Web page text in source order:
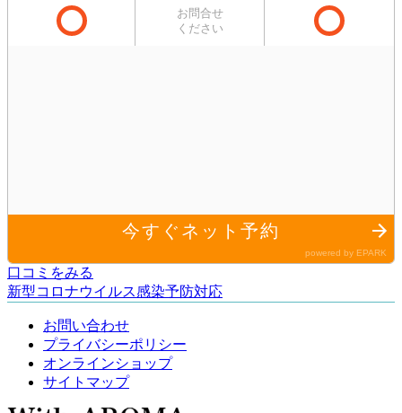
口コミをみる
新型コロナウイルス感染予防対応
お問い合わせ
プライバシーポリシー
オンラインショップ
サイトマップ